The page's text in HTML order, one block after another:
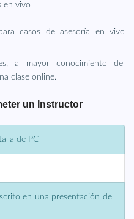
en vivo
casos de asesoría en vivo
a mayor conocimiento del
clase online.
un Instructor
de PC
en una presentación de